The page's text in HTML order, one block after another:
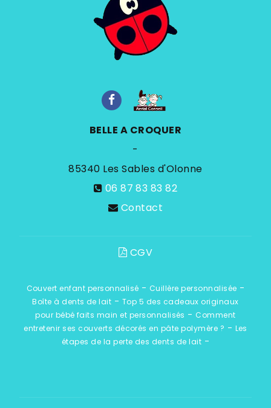
BELLE A CROQUER
-
85340 Les Sables d'Olonne
06 87 83 83 82
Contact
CGV
Couvert enfant personnalisé - Cuillère personnalisée -
Boîte à dents de lait - Top 5 des cadeaux originaux
pour bébé faits main et personnalisés -Comment
entretenir ses couverts décorés en pâte polymère ? - Les
étapes de la perte des dents de lait -